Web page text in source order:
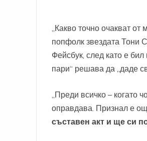
„Какво точно очакват
попфолк звездата Тони
Фейсбук, след като е
пари“ решава да „даде
„Преди всичко – когато
оправдава. Признал е
съставен акт и ще си